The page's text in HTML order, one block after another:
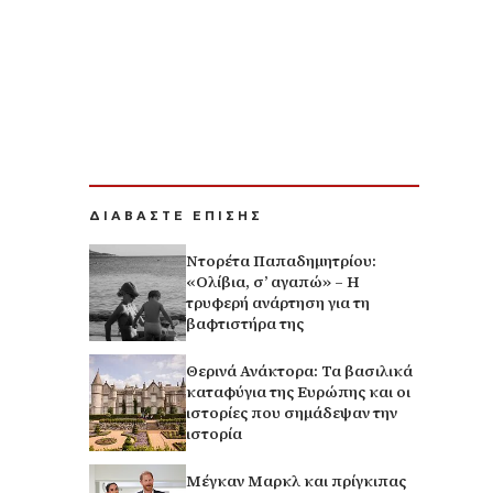
ΔΙΑΒΑΣΤΕ ΕΠΙΣΗΣ
Ντορέτα Παπαδημητρίου:
«Ολίβια, σ’ αγαπώ» – Η
τρυφερή ανάρτηση για τη
βαφτιστήρα της
Θερινά Ανάκτορα: Τα βασιλικά
καταφύγια της Ευρώπης και οι
ιστορίες που σημάδεψαν την
ιστορία
Μέγκαν Μαρκλ και πρίγκιπας